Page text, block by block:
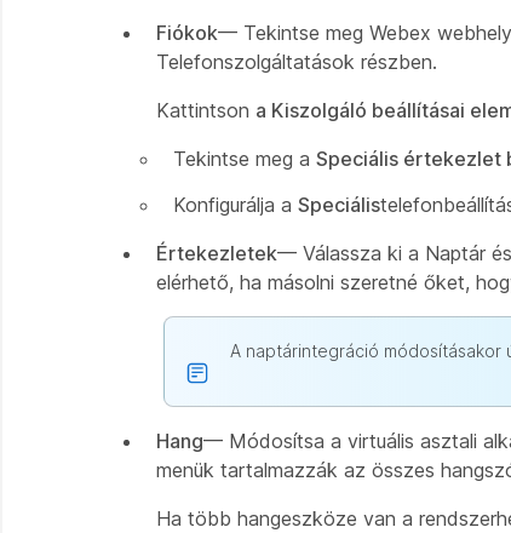
Fiókok— Tekintse meg Webex
Telefonszolgáltatások részben.
Kattintson a Kiszolgáló beállításai
Tekintse meg a Speciális értekezlet
Konfigurálja a Speciális
Értekezletek— Válassza ki a Naptár
elérhető, ha másolni szeretné őket,
A naptárintegráció módosításakor
Hang— Módosítsa a virtuális asztali
menük tartalmazzák az összes
Ha több hangeszköze van a